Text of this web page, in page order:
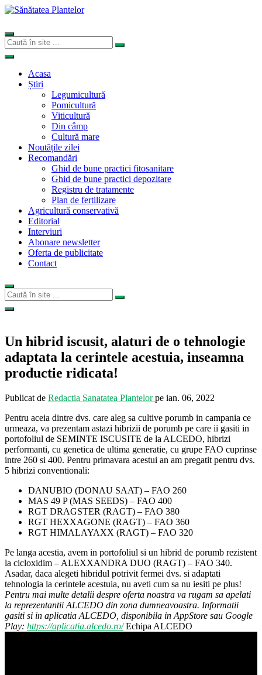
Acasa
Știri
Legumicultură
Pomicultură
Viticultură
Din câmp
Cultură mare
Noutățile zilei
Recomandări
Ghid de bune practici fitosanitare
Ghid de bune practici depozitare
Registru de tratamente
Plan de fertilizare
Agricultură conservativă
Editorial
Interviuri
Abonare newsletter
Oferta de publicitate
Contact
Un hibrid iscusit, alaturi de o tehnologie
adaptata la cerintele acestuia, inseamna
productie ridicata!
Publicat de Redactia Sanatatea Plantelorpe ian. 06, 2022
Pentru aceia dintre dvs. care aleg sa cultive porumb in campania ce
urmeaza, va prezentam astazi hibrizii de porumb pe care ii gasiti in
portofoliul de SEMINTE ISCUSITE de la ALCEDO, hibrizi
performanti, cu genetica de ultima generatie, cu grupe FAO cuprinse
intre 260 si 400. Pentru primavara acestui an am pregatit pentru dvs.
5 hibrizi conventionali:
DANUBIO (DONAU SAAT) – FAO 260
MAS 49 P (MAS SEEDS) – FAO 400
RGT DRAGSTER (RAGT) – FAO 380
RGT HEXXAGONE (RAGT) – FAO 360
RGT HIMALAYAXX (RAGT) – FAO 320
Pe langa acestia, avem in portofoliul si un hibrid de porumb rezistent
la cicloxidim – ALEXXANDRA DUO (RAGT) – FAO 340.
Asadar, daca alegeti hibridul potrivit fermei dvs. si adaptati
tehnologia la cerintele acestuia, nu aveti cum sa nu iesiti pe plus!
Pentru mai multe detalii despre oferta noastra va rugam sa apelati
la reprezentantii ALCEDO din zona dumneavoastra. Informatii
gasiti si in aplicatia ALCEDO, disponibila in AppStore sau Google
Play: https://aplicatia.alcedo.ro/Echipa ALCEDO